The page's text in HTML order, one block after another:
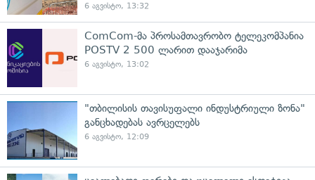
6 აგვისტო, 13:32
ComCom-მა პროსამთავრობო ტელეკომპანია
POSTV 2 500 ლარით დააჯარიმა
6 აგვისტო, 13:02
"თბილისის თავისუფალი ინდუსტრიული ზონა"
განცხადებას ავრცელებს
6 აგვისტო, 12:09